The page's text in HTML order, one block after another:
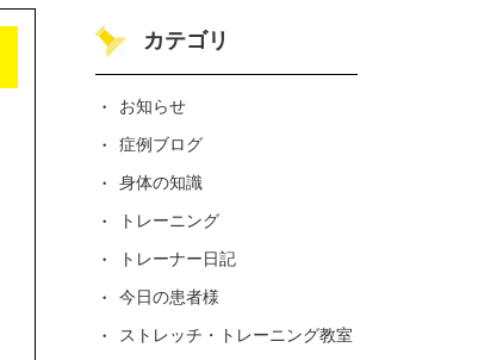
カテゴリ
お知らせ
症例ブログ
身体の知識
トレーニング
トレーナー日記
今日の患者様
ストレッチ・トレーニング教室